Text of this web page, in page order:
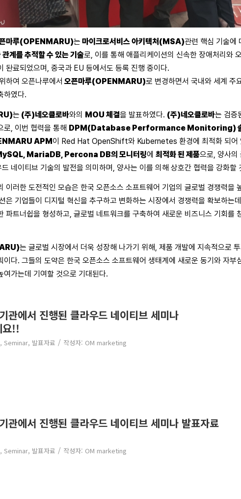
마루(OPENMARU)는 마이크로서비스 아키텍처(MSA)관련 핵심 기술에
계를 추적할 수 있는 기술로, 이를 통해 애플리케이션의 신속한 장애처리와
돤료되었으며, 중국과 EU 등에서도 등록 진행 중이다.
하여 오픈나루에서 오픈마루(OPENMARU)로 변경하면서 국내와 세계 주
하였다.
는 (주)네오클로바와의 MOU 체결을 발표하였다. (주)네오클로바는 검증
로, 이번 협력을 통해 DPM(DatabasePerformance Monitoring)
APM이 Red Hat OpenShift와 Kubernetes 환경에 최적화 되어
MariaDB, Percona DB의 모니터링에 최적화 된 제품으로, 양사의
네이티브 기술의 발전을 의미하며, 양사는 이를 의해 상호간 협력을 강화할
이러한 도전적인 모습은 한국 오픈소스 소프트웨어 기업의 글로벌 경쟁력을
은 기업들이 디지털 혁신을 추구하고 변화하는 시장에서 경쟁력을 확보하는
파트너쉽을 형성하고, 글로벌 네트워크를 구축하여 새로운 비즈니스 기회를
는 글로벌 시장에서 더욱 성장해 나가기 위해, 제품 개발에 지속적으로
이다. 그들의 도약은 한국 오픈소스 소프트웨어 생태계에 새로운 동기와 자부
여가는데 기여할 것으로 기대된다.
관에서 진행된 클라우드 네이티브 세미나
요!!
, Seminar, 발표자료 / 작성자: OM marketing
관에서 진행된 클라우드 네이티브 세미나 발표자료
, Seminar, 발표자료 / 작성자: OM marketing